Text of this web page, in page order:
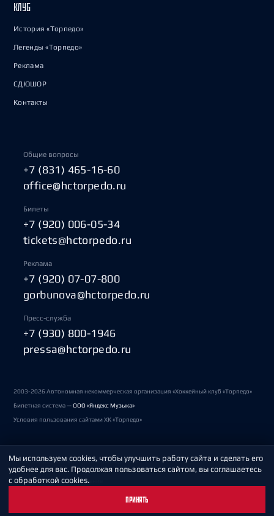
КЛУБ
История «Торпедо»
Легенды «Торпедо»
Реклама
СДЮШОР
Контакты
Общие вопросы
+7 (831) 465-16-60
office@hctorpedo.ru
Билеты
+7 (920) 006-05-34
tickets@hctorpedo.ru
Реклама
+7 (920) 07-07-800
gorbunova@hctorpedo.ru
Пресс-служба
+7 (930) 800-1946
pressa@hctorpedo.ru
2003-2026 Автономная некоммерческая организация «Хоккейный клуб «Торпедо»
Билетная система —ООО «Яндекс Музыка»
Условия пользования сайтами ХК «Торпедо»
Политика обработки персональных данных
Пользовательское соглашение
Мы используем cookies, чтобы улучшить работу сайта и сделать его
удобнее для вас. Продолжая пользоваться сайтом, вы соглашаетесь
с обработкой cookies.
ПРИНЯТЬ